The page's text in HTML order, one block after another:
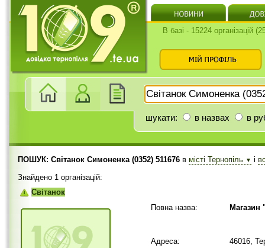
В базі - 15224 організацій
шукати: в назвах в
ПОШУК: Світанок Симоненка (0352) 511676 в місті Тернопіль ▼ і
Знайдено 1 організацій:
Світанок
Повна назва:
Магазин
Адреса: 46016,